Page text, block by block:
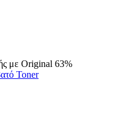
με Original 63%
Toner